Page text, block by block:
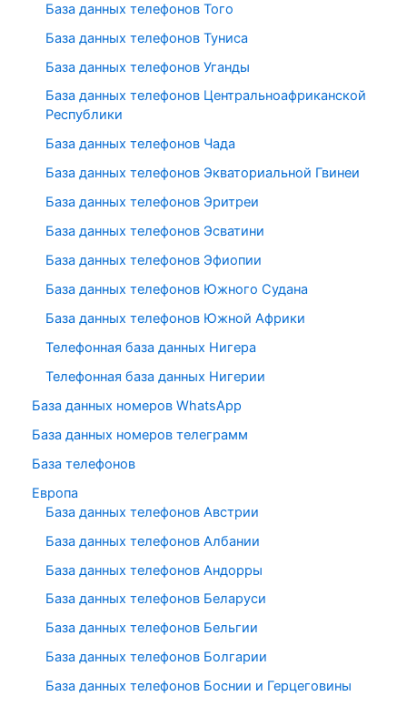
База данных телефонов Того
База данных телефонов Туниса
База данных телефонов Уганды
База данных телефонов Центральноафриканской
Республики
База данных телефонов Чада
База данных телефонов Экваториальной Гвинеи
База данных телефонов Эритреи
База данных телефонов Эсватини
База данных телефонов Эфиопии
База данных телефонов Южного Судана
База данных телефонов Южной Африки
Телефонная база данных Нигера
Телефонная база данных Нигерии
База данных номеров WhatsApp
База данных номеров телеграмм
База телефонов
Европа
База данных телефонов Австрии
База данных телефонов Албании
База данных телефонов Андорры
База данных телефонов Беларуси
База данных телефонов Бельгии
База данных телефонов Болгарии
База данных телефонов Боснии и Герцеговины